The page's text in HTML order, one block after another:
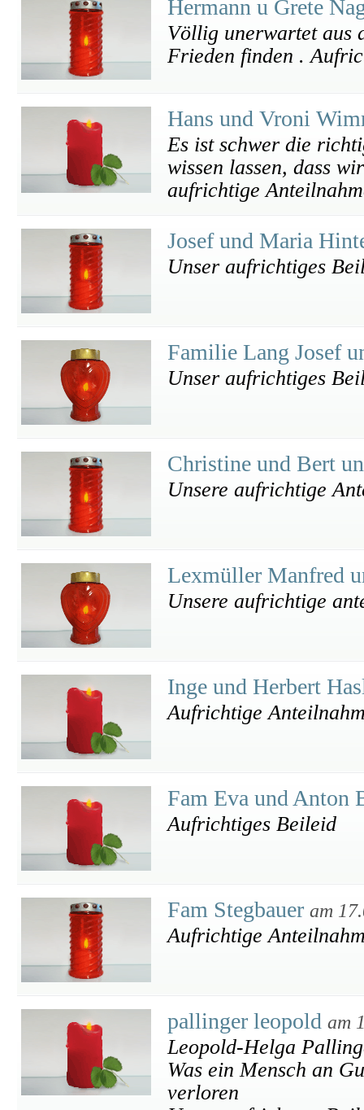
Hermann u Grete
Völlig unerwartet aus
Frieden finden .
Hans und Vroni
Es ist schwer die
wissen lassen, dass
aufrichtige
Josef und Maria
Unser aufrichtiges
Familie Lang Josef
Unser aufrichtiges
Christine und Bert
Unsere aufrichtige
Lexmüller Manfred
Unsere aufrichtige
Inge und Herbert
Aufrichtige
Fam Eva und Anton
Aufrichtiges Beileid
Fam Stegbauer am
Aufrichtige
pallinger leopold am
Leopold-Helga
Was ein Mensch an
verloren